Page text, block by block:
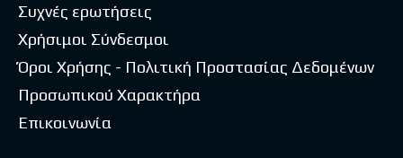
Συχνές ερωτήσεις
Χρήσιμοι Σύνδεσμοι
Όροι Χρήσης - Πολιτική Προστασίας Δεδομένων
Προσωπικού Χαρακτήρα
Επικοινωνία